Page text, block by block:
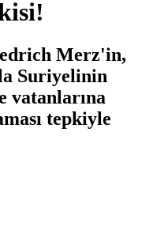
Merz'in,
Suriyelinin
vatanlarına
tepkiyle